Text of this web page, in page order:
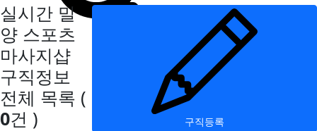
실시간 밀
양 스포츠
마사지샵
구직정보
전체 목록 (
0건 ) 구직등록